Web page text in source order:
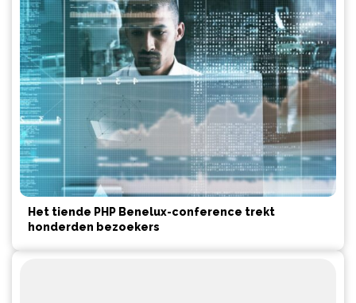
Het tiende PHP Benelux-conference trekt
honderden bezoekers